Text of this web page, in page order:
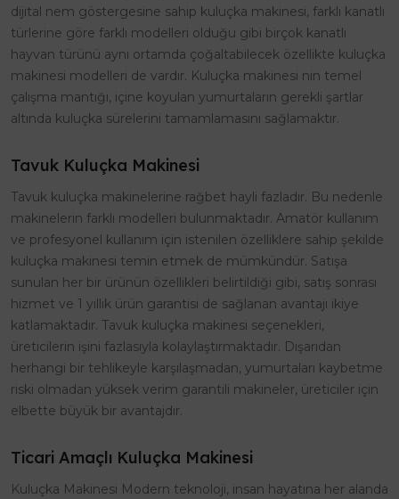
dijital nem göstergesine sahip kuluçka makinesi, farklı kanatlı
türlerine göre farklı modelleri olduğu gibi birçok kanatlı
hayvan türünü aynı ortamda çoğaltabilecek özellikte kuluçka
makinesi modelleri de vardır. Kuluçka makinesi nin temel
çalışma mantığı, içine koyulan yumurtaların gerekli şartlar
altında kuluçka sürelerini tamamlamasını sağlamaktır.
Tavuk Kuluçka Makinesi
Tavuk kuluçka makinelerine rağbet hayli fazladır. Bu nedenle
makinelerin farklı modelleri bulunmaktadır. Amatör kullanım
ve profesyonel kullanım için istenilen özelliklere sahip şekilde
kuluçka makinesi temin etmek de mümkündür. Satışa
sunulan her bir ürünün özellikleri belirtildiği gibi, satış sonrası
hizmet ve 1 yıllık ürün garantisi de sağlanan avantajı ikiye
katlamaktadır. Tavuk kuluçka makinesi seçenekleri,
üreticilerin işini fazlasıyla kolaylaştırmaktadır. Dışarıdan
herhangi bir tehlikeyle karşılaşmadan, yumurtaları kaybetme
riski olmadan yüksek verim garantili makineler, üreticiler için
elbette büyük bir avantajdır.
Ticari Amaçlı Kuluçka Makinesi
Kuluçka Makinesi Modern teknoloji, insan hayatına her alanda